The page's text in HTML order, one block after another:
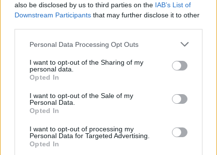
also be disclosed by us to third parties on the IAB’s List of
Downstream Participants that may further disclose it to other
Please note that this website/app uses one or more Google
not limited to your visit or usage behaviour. You may click to
grant or deny consent to Google and its third-party tags to
use your data for below specified purposes in below Google
consent section.
Personal Data Processing Opt Outs
I want to opt-out of the Sharing of my
personal data.
Opted In
I want to opt-out of the Sale of my
Personal Data.
Opted In
I want to opt-out of processing my
Personal Data for Targeted Advertising.
Opted In
guida efficiente, numerose app dieco-driving
registrano consumi e suggeriscono accelerazioni
più morbide.
AllTrailspianificano itinerari a piedi e in bici, con
profili altimetrici e mappe offline. App basate su
OpenStreetMapcome OsmAnd mostrano
fontanelle, parchi e piste ciclabili. Per condividere
riducendo emissioni pro-capite. Per consumi
consapevoli, app locali di bike sharing e